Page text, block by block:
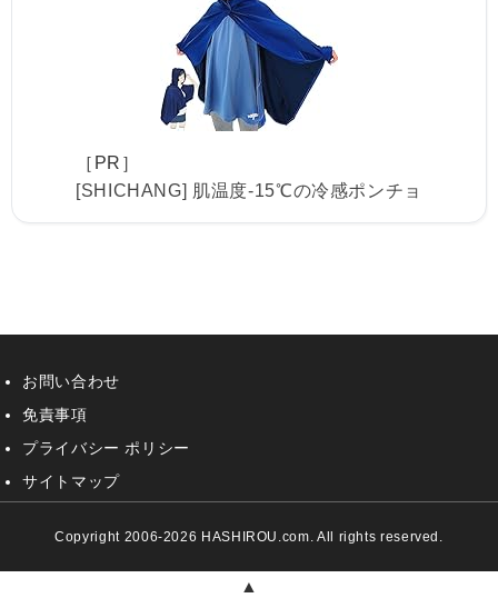
［PR］
[SHICHANG] 肌温度-15℃の冷感ポンチョ
お問い合わせ
免責事項
プライバシー ポリシー
サイトマップ
Copyright 2006-2026 HASHIROU.com. All rights reserved.
▲